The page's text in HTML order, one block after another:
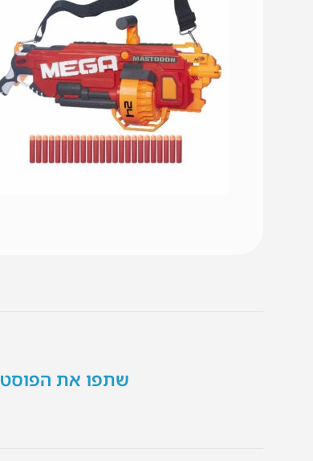
שתפו את הפוסט